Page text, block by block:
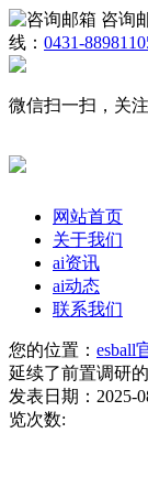
咨询
线： 0431-
微信扫一扫，关
网站首页
关于我们
ai资讯
ai动态
联系我们
您的位置： esball
延续了前置调研
发表日期：2025-
览次数: